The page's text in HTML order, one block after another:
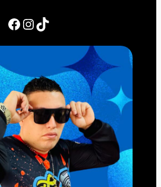
Facebook InstagramTikTok